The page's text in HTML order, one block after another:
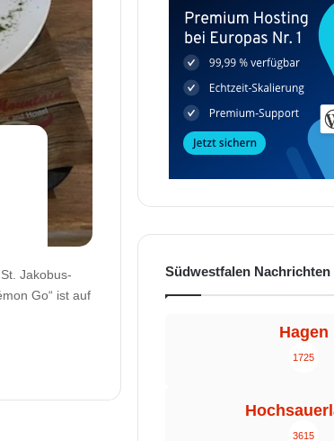
Jakobus-
Go“ ist auf
Südwestfalen Nachrichten
Hagen
1725
3615